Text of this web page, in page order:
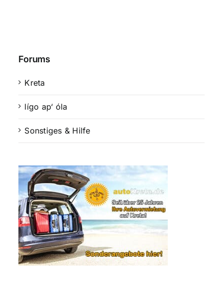
Forums
Kreta
lígo ap‘ óla
Sonstiges & Hilfe